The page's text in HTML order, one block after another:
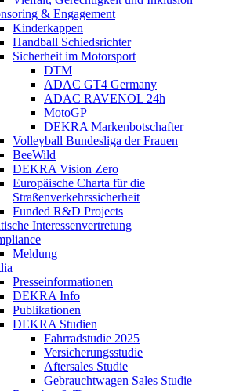
& Engagement
Kinderkappen
Handball Schiedsrichter
Sicherheit im Motorsport
DTM
ADAC GT4 Germany
ADAC RAVENOL 24h
MotoGP
DEKRA Markenbotschafter
Volleyball Bundesliga der Frauen
BeeWild
DEKRA Vision Zero
Europäische Charta für die
Straßenverkehrssicherheit
Funded R&D Projects
Interessenvertretung
Meldung
Presseinformationen
DEKRA Info
Publikationen
DEKRA Studien
Fahrradstudie 2025
Versicherungsstudie
Aftersales Studie
Gebrauchtwagen Sales Studie